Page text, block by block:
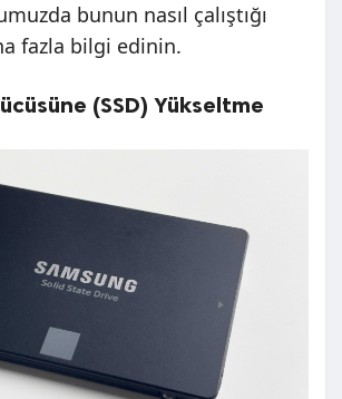
bunun nasıl çalıştığı
fazla bilgi edinin.
(SSD) Yükseltme